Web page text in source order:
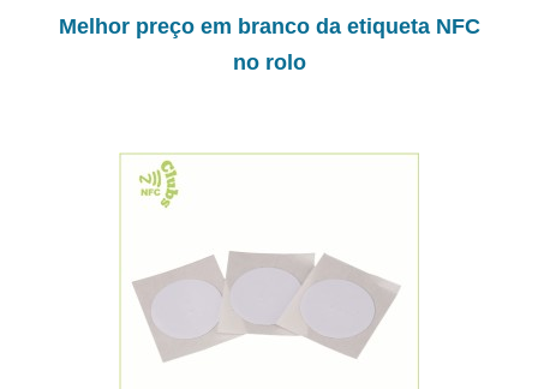
Melhor preço em branco da etiqueta NFC
no rolo